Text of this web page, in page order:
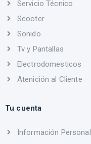
Servicio Técnico
Scooter
Sonido
Tv y Pantallas
Electrodomesticos
Atenición al Cliente
Tu cuenta
Información Personal